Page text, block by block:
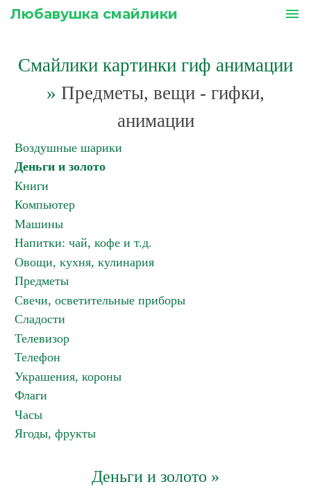
Любавушка смайлики menu
Смайлики картинки гиф анимации
» Предметы, вещи - гифки,
анимации
Воздушные шарики
Деньги и золото
Книги
Компьютер
Машины
Напитки: чай, кофе и т.д.
Овощи, кухня, кулинария
Предметы
Свечи, осветительные приборы
Сладости
Телевизор
Телефон
Украшения, короны
Флаги
Часы
Ягоды, фрукты
Деньги и золото »